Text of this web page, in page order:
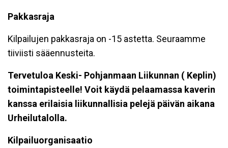
Pakkasraja
Kilpailujen pakkasraja on -15 astetta. Seuraamme
tiiviisti sääennusteita.
Tervetuloa Keski- Pohjanmaan Liikunnan ( Keplin)
toimintapisteelle! Voit käydä pelaamassa kaverin
kanssa erilaisia liikunnallisia pelejä päivän aikana
Urheilutalolla.
Kilpailuorganisaatio